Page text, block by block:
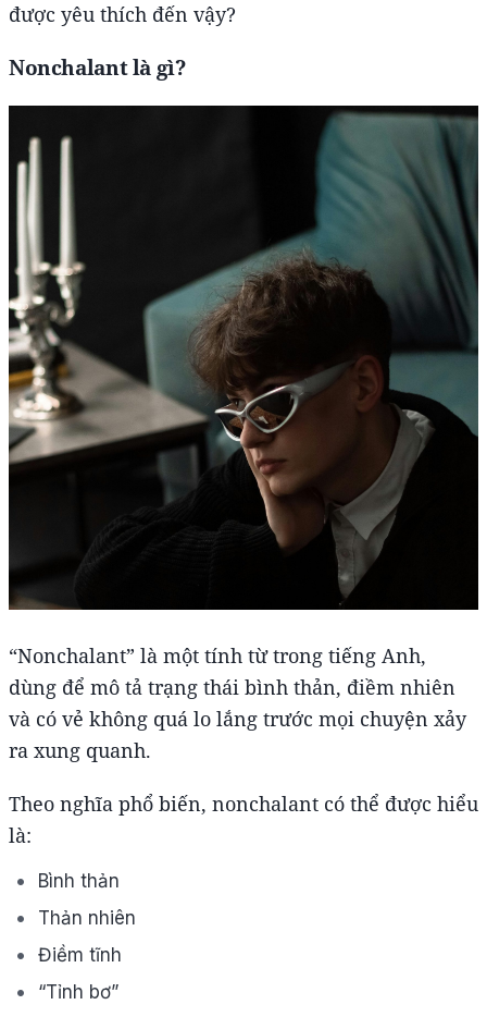
được yêu thích đến vậy?
Nonchalant là gì?
“Nonchalant” là một tính từ trong tiếng Anh,
dùng để mô tả trạng thái bình thản, điềm nhiên
và có vẻ không quá lo lắng trước mọi chuyện xảy
ra xung quanh.
Theo nghĩa phổ biến, nonchalant có thể được hiểu
là:
Bình thản
Thản nhiên
Điềm tĩnh
“Tỉnh bơ”